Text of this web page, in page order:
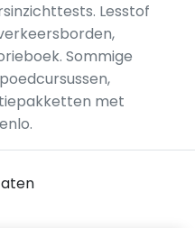
Lesstof
Sommige
met